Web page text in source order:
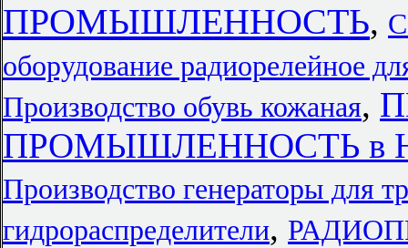
ПРОМЫШЛЕННОСТЬ,
оборудование радиорелейное
Производство обувь кожаная,
ПРОМЫШЛЕННОСТЬ в
Производство генераторы для
гидрораспределители,